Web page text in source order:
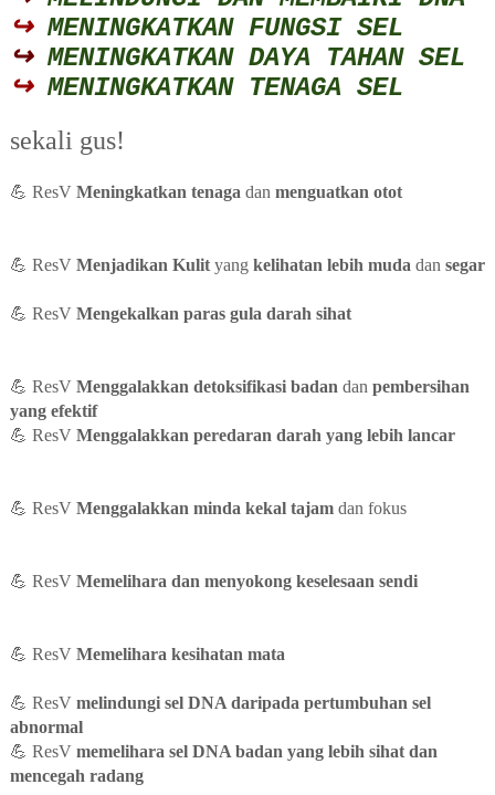
↪ MENINGKATKAN FUNGSI SEL
↪ MENINGKATKAN DAYA TAHAN SEL
↪ MENINGKATKAN TENAGA SEL
sekali gus!
💪 ResV Meningkatkan tenaga dan menguatkan otot
💪 ResV Menjadikan Kulityang kelihatan lebih muda dan segar
💪 ResV Mengekalkan paras gula darah sihat
💪 ResV Menggalakkan detoksifikasi badan dan pembersihan
yang efektif
💪 ResV Menggalakkan peredaran darah yang lebih lancar
💪 ResV Menggalakkan minda kekal tajamdan fokus
💪 ResV Memelihara dan menyokong keselesaan sendi
💪 ResV Memelihara kesihatan mata
💪 ResV melindungi sel DNA daripada pertumbuhan sel
abnormal
💪 ResV memelihara sel DNA badan yang lebih sihat dan
mencegah radang